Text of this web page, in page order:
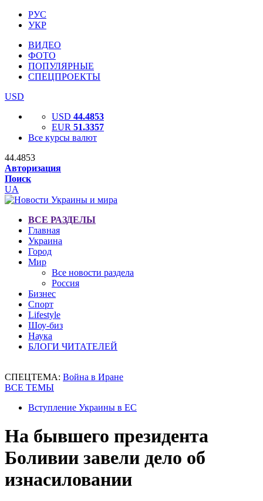
РУС
УКР
ВИДЕО
ФОТО
ПОПУЛЯРНЫЕ
СПЕЦПРОЕКТЫ
USD
USD 44.4853
EUR 51.3357
Все курсы валют
44.4853
Авторизация
Поиск
UA
ВСЕ РАЗДЕЛЫ
Главная
Украина
Город
Мир
Все новости раздела
Россия
Бизнес
Спорт
Lifestyle
Шоу-биз
Наука
БЛОГИ ЧИТАТЕЛЕЙ
СПЕЦТЕМА: Война в Иране
ВСЕ ТЕМЫ
Вступление Украины в ЕС
На бывшего президента
Боливии завели дело об
изнасиловании